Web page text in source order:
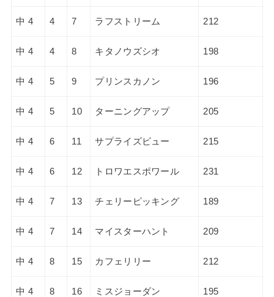
中 4 4 7 ラフストリーム 212
中 4 4 8 キタノウズシオ 198
中 4 5 9 プリンスカノン 196
中 4 5 10 ターニングアップ 205
中 4 6 11 サプライズビュー 215
中 4 6 12 トロワエスポワール 231
中 4 7 13 チェリーピッキング 189
中 4 7 14 マイスターハント 209
中 4 8 15 カフェリリー 212
中 4 8 16 ミスジョーダン 195